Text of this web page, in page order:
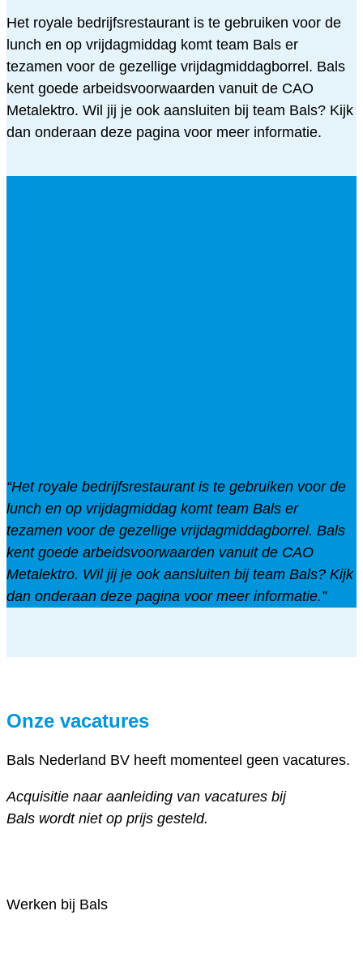
Het royale bedrijfsrestaurant is te gebruiken voor de
lunch en op vrijdagmiddag komt team Bals er
tezamen voor de gezellige vrijdagmiddagborrel. Bals
kent goede arbeidsvoorwaarden vanuit de CAO
Metalektro. Wil jij je ook aansluiten bij team Bals? Kijk
dan onderaan deze pagina voor meer informatie.
“Het royale bedrijfsrestaurant is te gebruiken voor de
lunch en op vrijdagmiddag komt team Bals er
tezamen voor de gezellige vrijdagmiddagborrel. Bals
kent goede arbeidsvoorwaarden vanuit de CAO
Metalektro. Wil jij je ook aansluiten bij team Bals? Kijk
dan onderaan deze pagina voor meer informatie.”
Onze vacatures
Bals Nederland BV heeft momenteel geen vacatures.
Acquisitie naar aanleiding van vacatures bij
Bals wordt niet op prijs gesteld.
Werken bij Bals